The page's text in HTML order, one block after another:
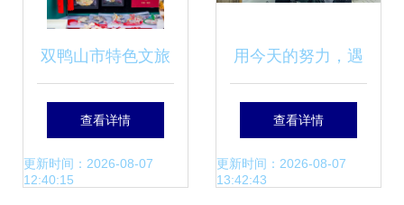
双鸭山市特色文旅
产品惊艳亮相2025
广佛肇旅游联盟旅
查看详情
更新时间：2026-08-07
12:40:15
用今天的努力，遇
见未来美好的自己
——郑州经开外国
查看详情
更新时间：2026-08-07
13:42:43